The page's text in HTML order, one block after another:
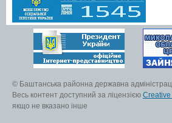
© Баштанська районна державна
Весь контент доступний за ліцензією
якщо не вказано інше